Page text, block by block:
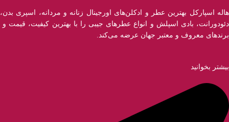
هاله اسپارکل بهترین عطر و ادکلن‌های اورجینال زنانه و مردانه، اسپری بدن،
دئودورانت، بادی اسپلش و انواع عطر‌های جیبی را با بهترین کیفیت، قیمت و
برندهای معروف و معتبر جهان عرضه می‌کند.
بیشتر بخوانید